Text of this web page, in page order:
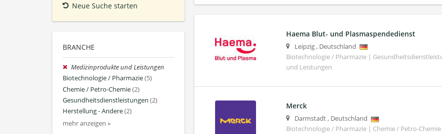
Neue Suche starten
BRANCHE
Medizinprodukte und Leistungen
Biotechnologie / Pharmazie(5)
Chemie / Petro-Chemie(2)
Gesundheitsdienstleistungen (2)
Herstellung - Andere(2)
mehr anzeigen »
Haema Blut- und Plasmaspendedienst
Leipzig, Deutschland
Biotechnologie / Pharmazie |
und Leistungen
Merck
Darmstadt, Deutschland
Biotechnologie / Pharmazie | Chemie / Petro-